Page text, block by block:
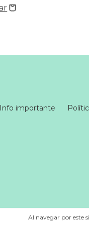
Al navegar por este
Info importante